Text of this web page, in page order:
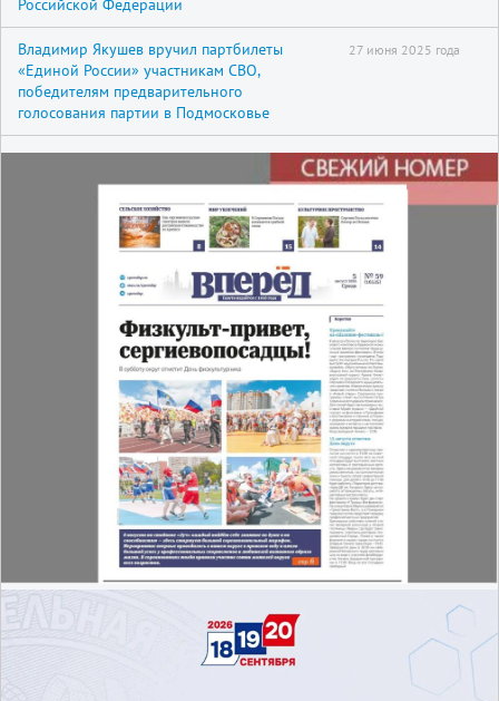
Российской Федерации
Владимир Якушев вручил партбилеты
«Единой России» участникам СВО,
победителям предварительного
голосования партии в Подмосковье
27 июня 2025 года